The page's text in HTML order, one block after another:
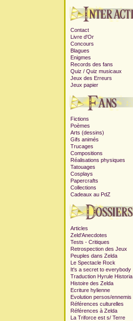
Contact
Livre d'Or
Concours
Blagues
Enigmes
Records des fans
Quiz / Quiz musicaux
Jeux des Erreurs
Jeux papier
Fictions
Poèmes
Arts (dessins)
Gifs animés
Trucages
Compositions
Réalisations physiques
Tatouages
Cosplays
Papercrafts
Collections
Cadeaux au PdZ
Articles
Zeld'Anecdotes
Tests - Critiques
Retrospection des Jeux
Peuples dans Zelda
Le Spectacle Rock
It's a secret to everybody
Traduction Hyrule Historia
Histoire des Zelda
Ecriture hylienne
Evolution persos/ennemis
Références culturelles
Références à Zelda
La Triforce est s/ Terre